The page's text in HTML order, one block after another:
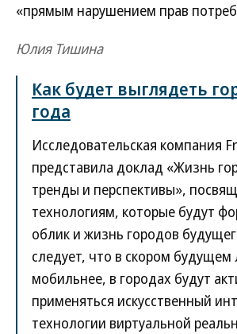
«прямым нарушением прав
Юлия Тишина
Как будет выглядеть
года
Исследовательская компания
представила доклад «Жизнь
тренды и перспективы»,
технологиям, которые будут
облик и жизнь городов
следует, что в скором будущем
мобильнее, в городах будут
применяться искусственный
технологии виртуальной